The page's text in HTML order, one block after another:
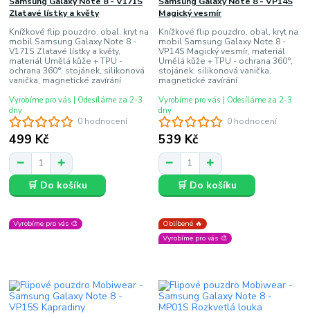
0 hodnocení
Zlatavé lístky a květy
Knížkové flip pouzdro, obal, kryt na
mobil Samsung Galaxy Note 8 -
V171S Zlatavé lístky a květy,
materiál Umělá kůže + TPU -
ochrana 360°, stojánek, silikonová
vanička, magnetické zavírání
499 Kč
Vyrobíme pro vás | Odesíláme za 2-3
dny
🛒 Do košíku
0 hodnocení
Magický vesmír
Knížkové flip pouzdro, obal, kryt na
mobil Samsung Galaxy Note 8 -
VP14S Magický vesmír, materiál
Umělá kůže + TPU - ochrana 360°,
stojánek, silikonová vanička,
magnetické zavírání
539 Kč
Vyrobíme pro vás | Odesíláme za 2-3
dny
🛒 Do košíku
Vyrobíme pro vás 🎨
Oblíbené 🔥
Vyrobíme pro vás 🎨